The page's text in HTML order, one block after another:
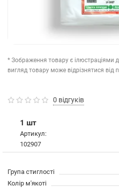
* Зображення товару є ілюстраціями
вигляд товару може відрізнятися від
0 відгуків
1 шт
Артикул:
102907
Група стиглості
Колір м'якоті